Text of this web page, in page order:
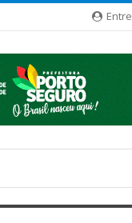
Entre